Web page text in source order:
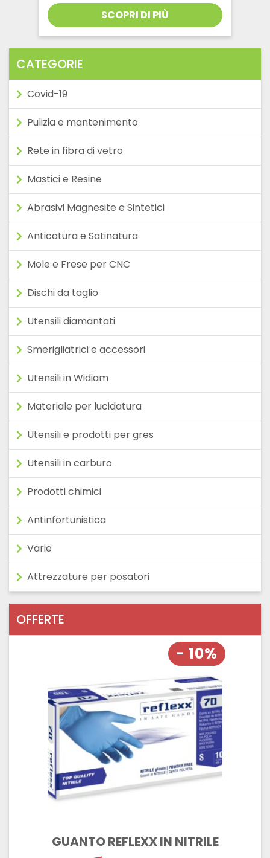
prezzo:
da
€5,00
a
€95,90
SCOPRI DI PIÙ
CATEGORIE
Covid-19
Pulizia e mantenimento
Rete in fibra di vetro
Mastici e Resine
Abrasivi Magnesite e Sintetici
Anticatura e Satinatura
Mole e Frese per CNC
Dischi da taglio
Utensili diamantati
Smerigliatrici e accessori
Utensili in Widiam
Materiale per lucidatura
Utensili e prodotti per gres
Utensili in carburo
Prodotti chimici
Antinfortunistica
Varie
Attrezzature per posatori
OFFERTE
- 10%
GUANTO REFLEXX IN NITRILE